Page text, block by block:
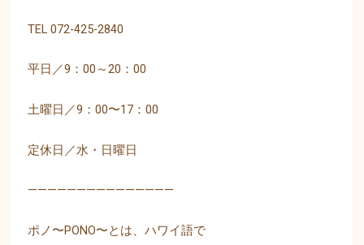
TEL 072-425-2840
平日／9 ： 00 ～20 ： 00
土曜日／9 ： 00〜17 ： 00
定休日／水・日曜日
———————————————
ポノ〜PONO〜とは、ハワイ語で